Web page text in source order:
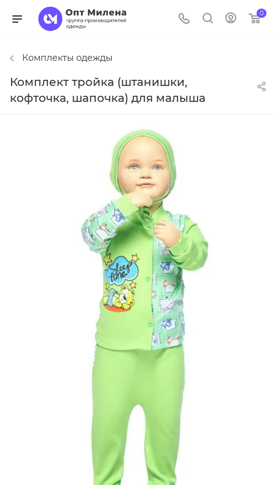
0
Комплекты одежды
Комплект тройка (штанишки,
кофточка, шапочка) для малыша